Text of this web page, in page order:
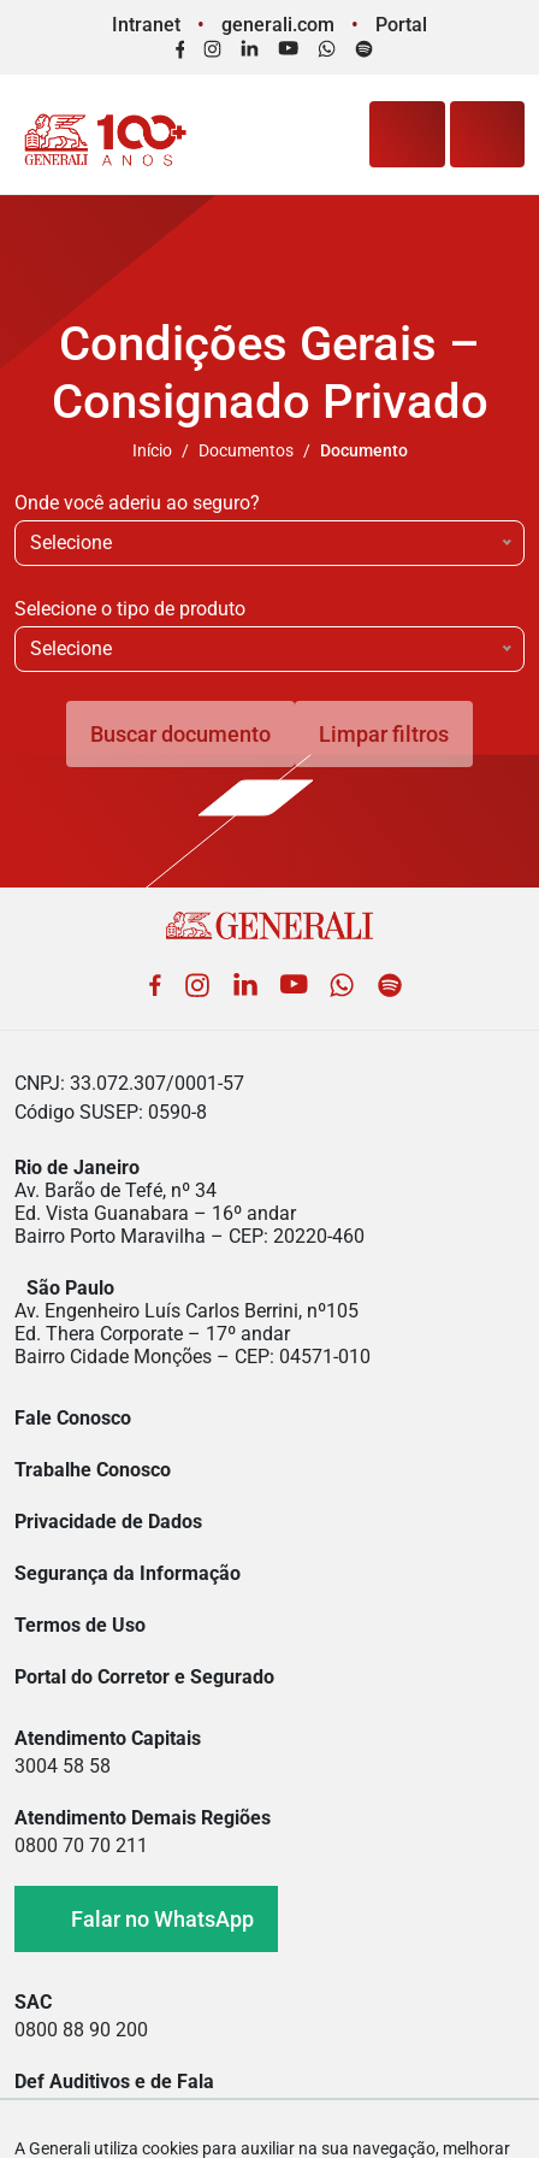
Intranet generali.com
Portal
FacebookInstagram
LinkedInYouTubeWhatsApp
Spotify
Condições Gerais –
Consignado Privado
Início Documentos Documento
Onde você aderiu ao seguro?
Selecione
Selecione o tipo de produto
Selecione
Buscar documento Limpar filtros
Facebook
Instagram
LinkedIn
YouTubeWhatsApp
CNPJ: 33.072.307/0001-57
Código SUSEP: 0590-8
Rio de Janeiro
Av. Barão de Tefé, nº 34
Ed. Vista Guanabara – 16º andar
Bairro Porto Maravilha – CEP: 20220-460
São Paulo
Av. Engenheiro Luís Carlos Berrini, nº105
Ed. Thera Corporate – 17º andar
Bairro Cidade Monções – CEP: 04571-010
Fale Conosco
Trabalhe Conosco
Privacidade de Dados
Segurança da Informação
Termos de Uso
Portal do Corretor e Segurado
Atendimento Capitais
3004 58 58
Atendimento Demais Regiões
0800 70 70 211
Falar no WhatsApp
SAC
0800 88 90 200
Def Auditivos e de Fala
A Generali utiliza cookies para auxiliar na sua navegação, melhorar